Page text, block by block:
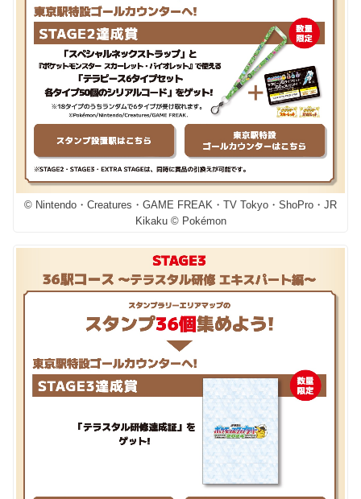
© Nintendo・Creatures・GAME FREAK・TV Tokyo・ShoPro・JR
Kikaku © Pokémon